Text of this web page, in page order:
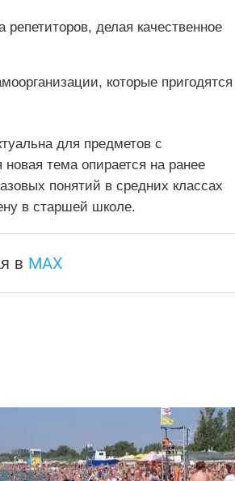
делая качественное
которые пригодятся
для предметов с
тема опирается на ранее
понятий в средних классах
в старшей школе.
в MAX